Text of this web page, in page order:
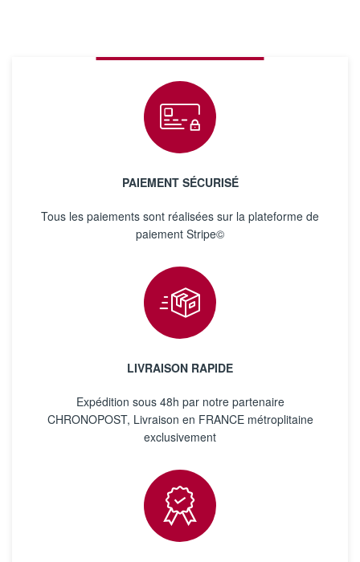
PAIEMENT SÉCURISÉ
Tous les paiements sont réalisées sur la plateforme de
paiement Stripe©
LIVRAISON RAPIDE
Expédition sous 48h par notre partenaire
CHRONOPOST, Livraison en FRANCE métroplitaine
exclusivement